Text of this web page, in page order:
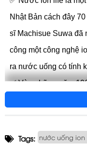
Nhật Bản cách đây
sĩ Machisue Suwa đã
công một công nghệ
ra nước uống có tính
✅ Vào những năm
sĩ để nghiện cứu và
kiềm giúp cho mọi
tốt cho sức khoẻ.
Tags: nước uống ion